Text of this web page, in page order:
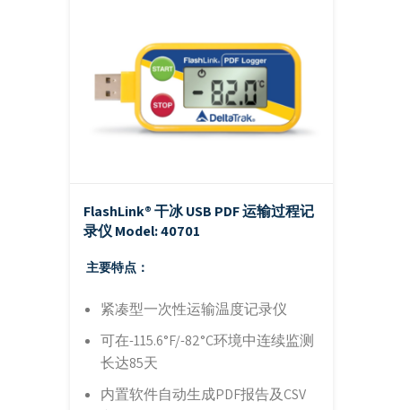
FlashLink® 干冰 USB PDF 运输过程记
录仪Model: 40701
主要特点：
紧凑型一次性运输温度记录仪
可在-115.6°F/-82°C环境中连续监测
长达85天
内置软件自动生成PDF报告及CSV